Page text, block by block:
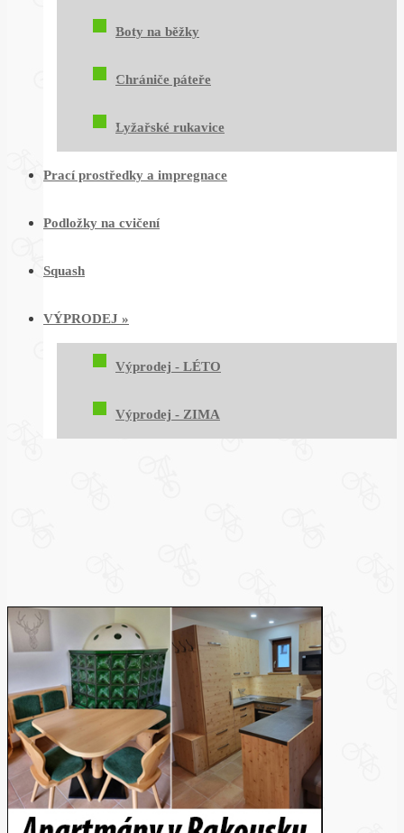
Boty na běžky
Chrániče páteře
Lyžařské rukavice
Prací prostředky a impregnace
Podložky na cvičení
Squash
VÝPRODEJ »
Výprodej - LÉTO
Výprodej - ZIMA